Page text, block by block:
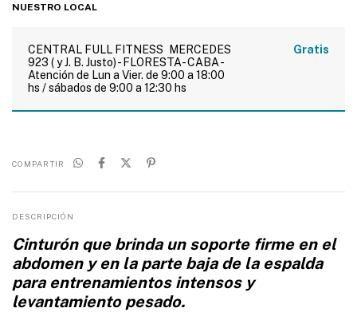
NUESTRO LOCAL
CENTRAL FULL FITNESS
MERCEDES
923 ( y J. B. Justo) - FLORESTA- CABA -
Atención de Lun a Vier. de 9:00 a 18:00
hs / sábados de 9:00 a 12:30 hs
Gratis
COMPARTIR
DESCRIPCIÓN
Cinturón que brinda un soporte firme en el
abdomen y en la parte baja de la espalda
para entrenamientos intensos y
levantamiento pesado.